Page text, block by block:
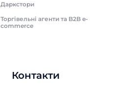
Даркстори
Торгівельні агенти та B2B e-
commerce
Контакти